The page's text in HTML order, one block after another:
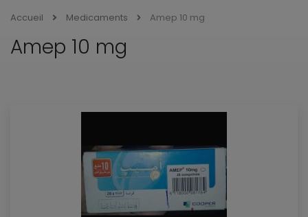
Accueil Medicaments Amep 10 mg
Amep 10 mg